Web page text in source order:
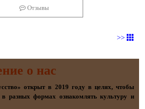
Отзывы
>>
о наc
открыт в 2019 году в целях, чтобы
разных формах ознакомлять культуру и